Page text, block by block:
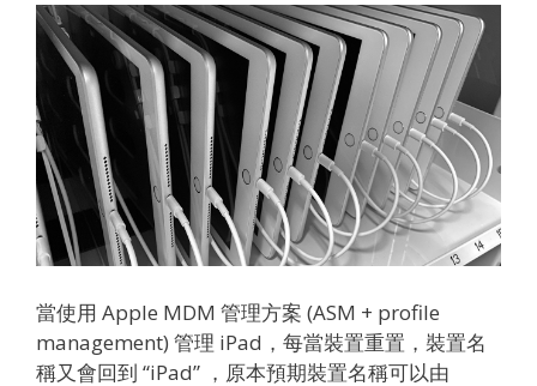
當使用 Apple MDM 管理方案 (ASM + profile
management) 管理 iPad，每當裝置重置，裝置名
稱又會回到 “iPad” ，原本預期裝置名稱可以由